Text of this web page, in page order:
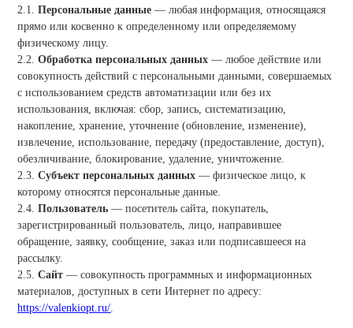
2.1.Персональные данные — любая информация, относящаяся
прямо или косвенно к определенному или определяемому
физическому лицу.
2.2.Обработка персональных данных — любое действие или
совокупность действий с персональными данными, совершаемых
с использованием средств автоматизации или без их
использования, включая: сбор, запись, систематизацию,
накопление, хранение, уточнение (обновление, изменение),
извлечение, использование, передачу (предоставление, доступ),
обезличивание, блокирование, удаление, уничтожение.
2.3.Субъект персональных данных — физическое лицо, к
которому относятся персональные данные.
2.4.Пользователь — посетитель сайта, покупатель,
зарегистрированный пользователь, лицо, направившее
обращение, заявку, сообщение, заказ или подписавшееся на
рассылку.
2.5.Сайт — совокупность программных и информационных
материалов, доступных в сети Интернет по адресу:
https://valenkiopt.ru/